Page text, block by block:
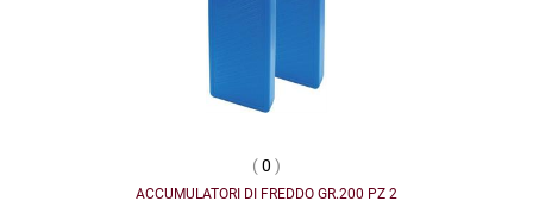
(0 )
ACCUMULATORI DI FREDDO GR.200 PZ 2